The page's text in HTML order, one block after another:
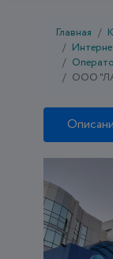
Главная
ООО